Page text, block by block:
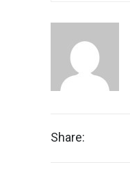
Share: